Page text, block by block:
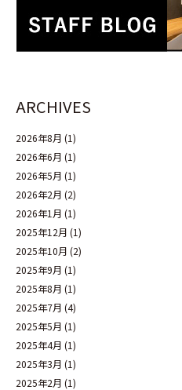
ARCHIVES
2026年8月 (1)
2026年6月 (1)
2026年5月 (1)
2026年2月 (2)
2026年1月 (1)
2025年12月 (1)
2025年10月 (2)
2025年9月 (1)
2025年8月 (1)
2025年7月 (4)
2025年5月 (1)
2025年4月 (1)
2025年3月 (1)
2025年2月 (1)